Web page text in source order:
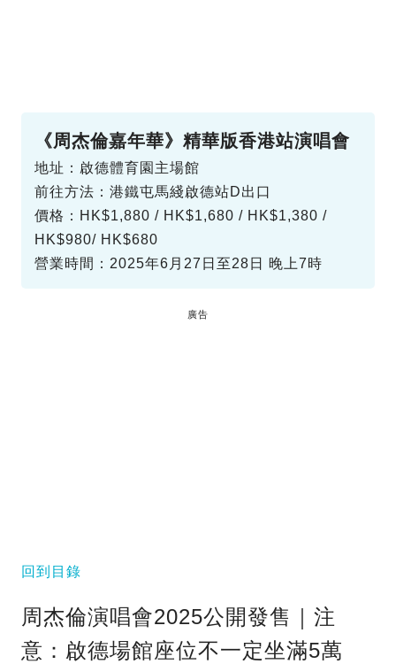
《周杰倫嘉年華》精華版香港站演唱會
地址：啟德體育園主場館
前往方法：港鐵屯馬綫啟德站D出口
價格：HK$1,880 / HK$1,680 / HK$1,380 /
HK$980/ HK$680
營業時間：2025年6月27日至28日 晚上7時
廣告
回到目錄
周杰倫演唱會2025公開發售｜注
意：啟德場館座位不一定坐滿5萬